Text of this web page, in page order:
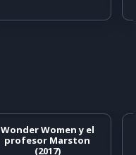
Wonder Women y el
profesor Marston
(2017)